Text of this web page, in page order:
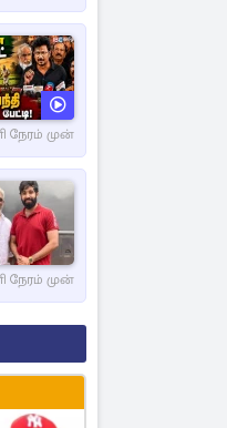
நேரம் முன்
நேரம் முன்